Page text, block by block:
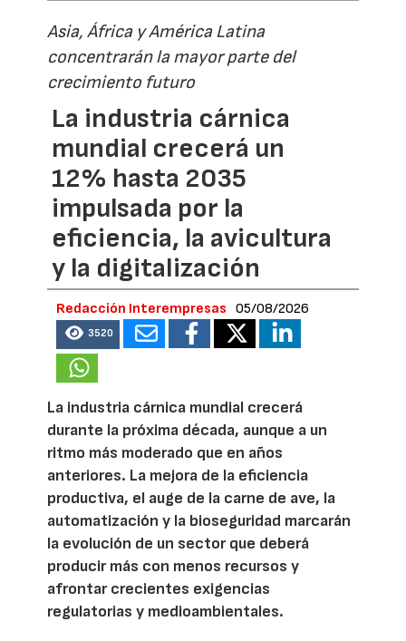
Asia, África y América Latina
concentrarán la mayor parte del
crecimiento futuro
La industria cárnica
mundial crecerá un
12% hasta 2035
impulsada por la
eficiencia, la avicultura
y la digitalización
Redacción Interempresas 05/08/2026
3520
La industria cárnica mundial crecerá
durante la próxima década, aunque a un
ritmo más moderado que en años
anteriores. La mejora de la eficiencia
productiva, el auge de la carne de ave, la
automatización y la bioseguridad marcarán
la evolución de un sector que deberá
producir más con menos recursos y
afrontar crecientes exigencias
regulatorias y medioambientales.